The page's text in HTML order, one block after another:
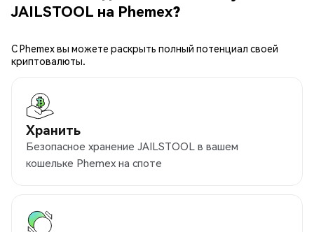
JAILSTOOL на Phemex?
С Phemex вы можете раскрыть полный потенциал своей
криптовалюты.
Хранить
Безопасное хранение JAILSTOOL в вашем
кошельке Phemex на споте